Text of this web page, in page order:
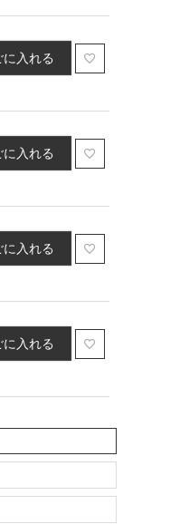
入れる
入れる
入れる
入れる